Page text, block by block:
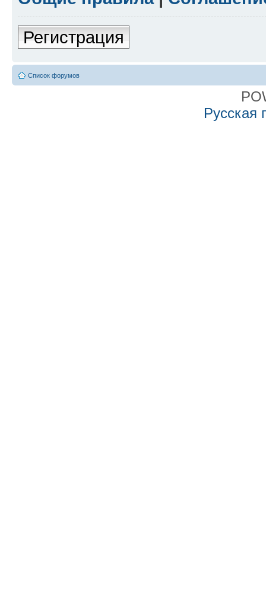
Регистрация
Список форумов
Русская